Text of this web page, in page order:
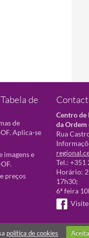
de
de
Aplica-se
imagens e
preços
Centro de
da Ordem
Rua
Tel.: +351
Horário:
17h30;
6ª feira
política de cookies